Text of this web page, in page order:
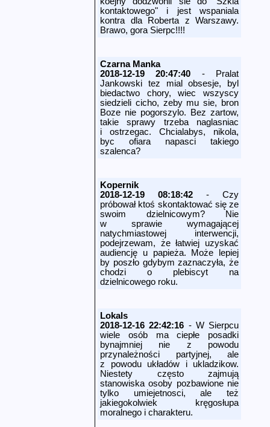
kontaktowego" i jest wspaniala
kontra dla Roberta z Warszawy.
Brawo, gora Sierpc!!!!
Czarna Manka
2018-12-19 20:47:40 - Pralat
Jankowski tez mial obsesje, byl
biedactwo chory, wiec wszyscy
siedzieli cicho, zeby mu sie, bron
Boze nie pogorszylo. Bez zartow,
takie sprawy trzeba naglasniac
i ostrzegac. Chcialabys, nikola,
byc ofiara napasci takiego
szalenca?
Kopernik
2018-12-19 08:18:42 - Czy
próbował ktoś skontaktować się ze
swoim dzielnicowym? Nie
w sprawie wymagającej
natychmiastowej interwencji,
podejrzewam, że łatwiej uzyskać
audiencję u papieża. Może lepiej
by poszło gdybym zaznaczyła, że
chodzi o plebiscyt na
dzielnicowego roku.
Lokals
2018-12-16 22:42:16 - W Sierpcu
wiele osób ma ciepłe posadki
bynajmniej nie z powodu
przynależności partyjnej, ale
z powodu układów i ukladzikow.
Niestety często zajmują
stanowiska osoby pozbawione nie
tylko umiejetnosci, ale też
jakiegokolwiek kręgosłupa
moralnego i charakteru.